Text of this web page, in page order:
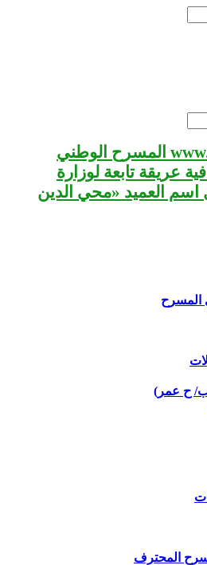
www.tna.dz المسرح الوطني
عريقة تابعة لوزارة
اسم العميد «محي الدين
المسرح
ح عمر)
المحترف